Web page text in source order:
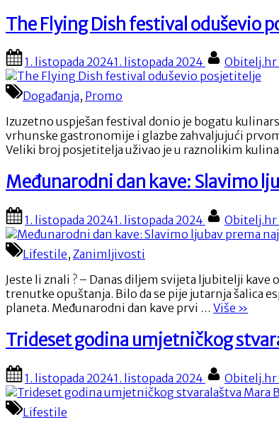
The Flying Dish festival oduševio
Posted
on
1. listopada 20241. listopada 2024 By
Obitelj.hr
Događanja, Promo
Izuzetno uspješan festival donio je bogatu
vrhunske gastronomije i glazbe zahvaljujući
Veliki broj posjetitelja uživao je u raznolikim
Međunarodni dan kave: Slavimo
Posted
on
1. listopada 20241. listopada 2024 By
Obitelj.hr
Lifestile, Zanimljivosti
Jeste li znali ? – Danas diljem svijeta ljubitelji
trenutke opuštanja. Bilo da se pije jutarnja šalica
planeta. Međunarodni dan kave prvi … Više
kave:
Slavimo
prema
»
Trideset godina umjetničkog
Posted
on
1. listopada 20241. listopada 2024 By
Obitelj.hr
Lifestile